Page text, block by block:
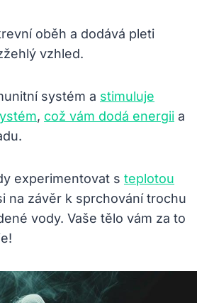
oběh a dodává pleti
vzhled.
systém a stimuluje
, což vám dodá energii a
experimentovat s teplotou
na závěr k sprchování trochu
vody. Vaše tělo vám za to